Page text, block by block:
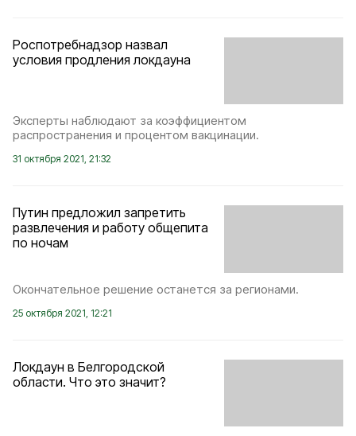
Роспотребнадзор назвал
условия продления локдауна
Эксперты наблюдают за коэффициентом
распространения и процентом вакцинации.
31 октября 2021, 21:32
Путин предложил запретить
развлечения и работу общепита
по ночам
Окончательное решение останется за регионами.
25 октября 2021, 12:21
Локдаун в Белгородской
области. Что это значит?